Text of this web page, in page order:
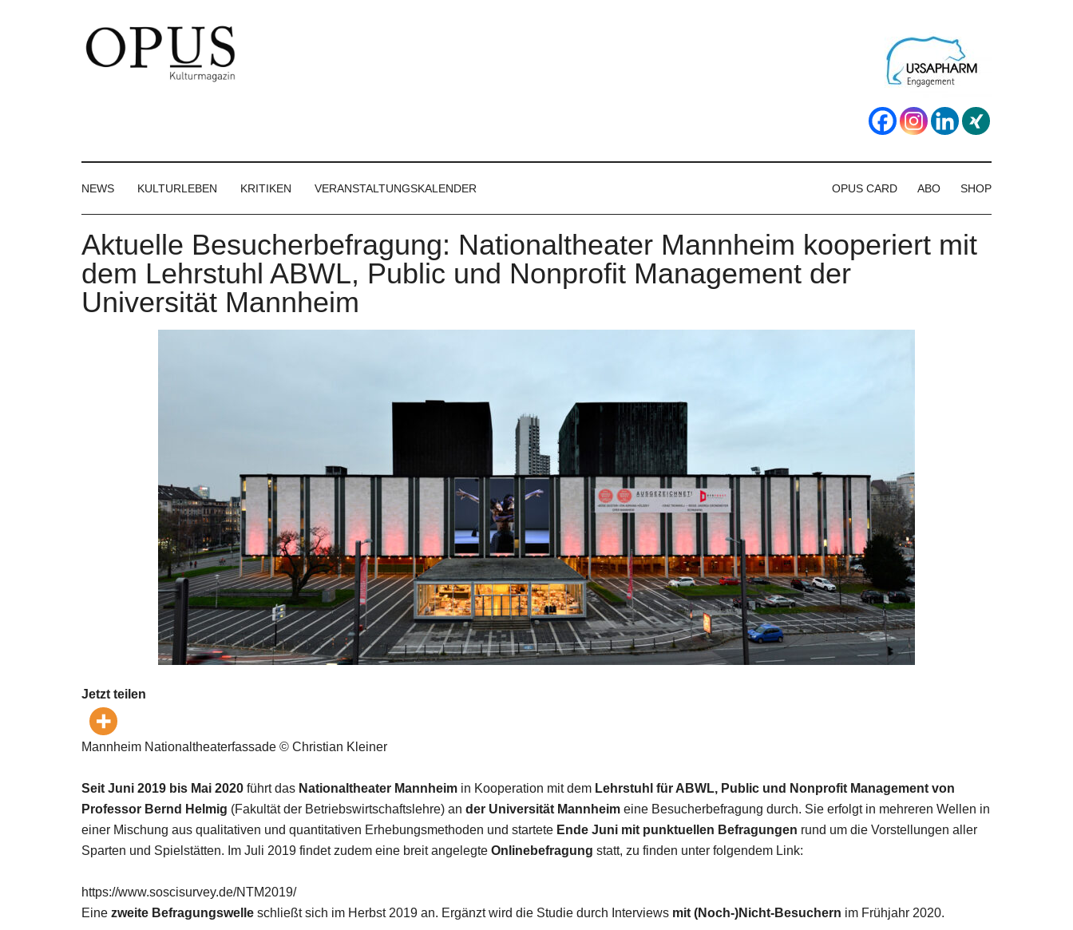
Großregion
NEWS KULTURLEBEN KRITIKEN VERANSTALTUNGSKALENDER SHOP
ABO
OPUS CARD
Aktuelle Besucherbefragung: Nationaltheater Mannheim kooperiert mit
dem Lehrstuhl ABWL, Public und Nonprofit Management der
Universität Mannheim
Jetzt teilen
Mannheim Nationaltheaterfassade © Christian Kleiner
Seit Juni 2019 bis Mai 2020 führt das Nationaltheater Mannheim in Kooperation mit dem Lehrstuhl für ABWL, Public und Nonprofit Management von
Professor Bernd Helmig (Fakultät der Betriebswirtschaftslehre) an der Universität Mannheim eine Besucherbefragung durch. Sie erfolgt in mehreren Wellen in
einer Mischung aus qualitativen und quantitativen Erhebungsmethoden und startete Ende Juni mit punktuellen Befragungen rund um die Vorstellungen aller
Sparten und Spielstätten. Im Juli 2019 findet zudem eine breit angelegte Onlinebefragung statt, zu finden unter folgendem Link:
https://www.soscisurvey.de/NTM2019/
Eine zweite Befragungswelle schließt sich im Herbst 2019 an. Ergänzt wird die Studie durch Interviews mit (Noch-)Nicht-Besuchern im Frühjahr 2020.